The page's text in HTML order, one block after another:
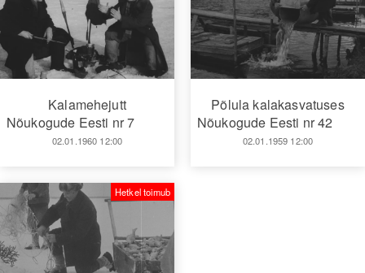
Kalamehejutt
Nõukogude Eesti nr 7
02.01.1960 12:00
Põlula kalakasvatuses
Nõukogude Eesti nr 42
02.01.1959 12:00
Hetkel toimub